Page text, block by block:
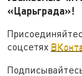
соцсетях